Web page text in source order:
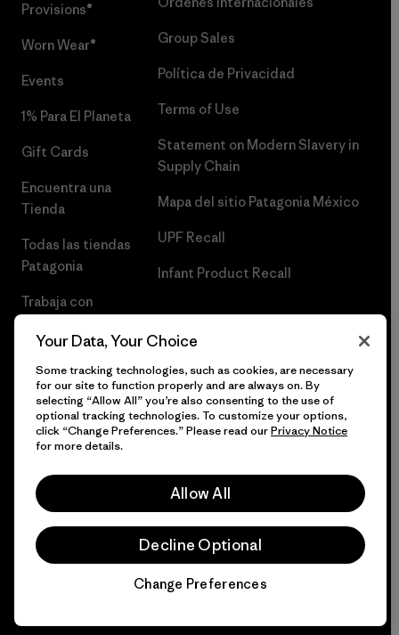
Provisions®
Worn Wear®
Events
1% Para El Planeta
Gift Cards
Encuentra una
Tienda
Todas las tiendas
Patagonia
Trabaja con
Group Sales
Política de Privacidad
Terms of Use
Statement on Modern Slavery in
Supply Chain
Mapa del sitio Patagonia México
UPF Recall
Infant Product Recall
© 2026 Patagonia, Inc. Todos los derechos reservados.
Your Data, Your Choice
Some tracking technologies, such as cookies, are necessary
for our site to function properly and are always on. By
selecting “Allow All” you’re also consenting to the use of
optional tracking technologies. To customize your options,
click “Change Preferences.” Please read ourPrivacy Notice
for more details.
Allow All
Decline Optional
Change Preferences